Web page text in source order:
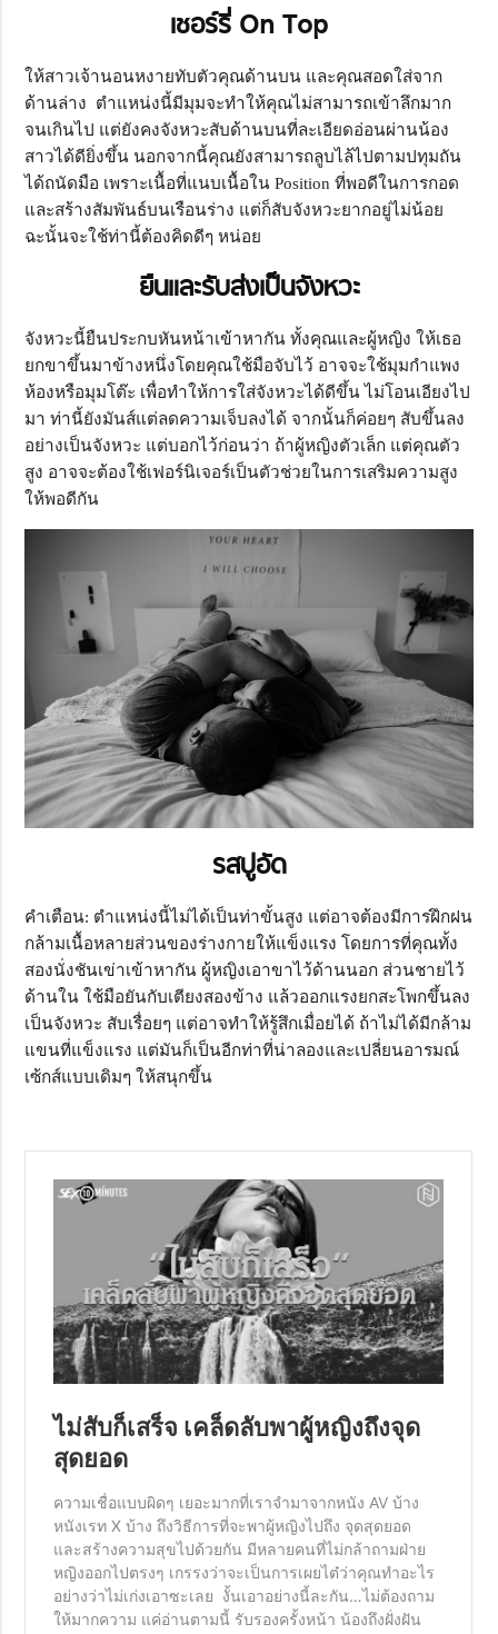
เชอร์รี่ On Top
ให้สาวเจ้านอนหงายทับตัวคุณด้านบน และคุณสอดใส่จาก
ด้านล่าง ตำแหน่งนี้มีมุมจะทำให้คุณไม่สามารถเข้าลึกมาก
จนเกินไป แต่ยังคงจังหวะสับด้านบนที่ละเอียดอ่อนผ่านน้อง
สาวได้ดียิ่งขึ้น นอกจากนี้คุณยังสามารถลูบไล้ไปตามปทุมถัน
ได้ถนัดมือ เพราะเนื้อที่แนบเนื้อใน Position ที่พอดีในการกอด
และสร้างสัมพันธ์บนเรือนร่าง แต่ก็สับจังหวะยากอยู่ไม่น้อย
ฉะนั้นจะใช้ท่านี้ต้องคิดดีๆ หน่อย
ยืนและรับส่งเป็นจังหวะ
จังหวะนี้ยืนประกบหันหน้าเข้าหากัน ทั้งคุณและผู้หญิง ให้เธอ
ยกขาขึ้นมาข้างหนึ่งโดยคุณใช้มือจับไว้ อาจจะใช้มุมกำแพง
ห้องหรือมุมโต๊ะ เพื่อทำให้การใส่จังหวะได้ดีขึ้น ไม่โอนเอียงไป
มา ท่านี้ยังมันส์แต่ลดความเจ็บลงได้ จากนั้นก็ค่อยๆ สับขึ้นลง
อย่างเป็นจังหวะ แต่บอกไว้ก่อนว่า ถ้าผู้หญิงตัวเล็ก แต่คุณตัว
สูง อาจจะต้องใช้เฟอร์นิเจอร์เป็นตัวช่วยในการเสริมความสูง
ให้พอดีกัน
รสปูอัด
คำเตือน: ตำแหน่งนี้ไม่ได้เป็นท่าขั้นสูง แต่อาจต้องมีการฝึกฝน
กล้ามเนื้อหลายส่วนของร่างกายให้แข็งแรง โดยการที่คุณทั้ง
สองนั่งชันเข่าเข้าหากัน ผู้หญิงเอาขาไว้ด้านนอก ส่วนชายไว้
ด้านใน ใช้มือยันกับเตียงสองข้าง แล้วออกแรงยกสะโพกขึ้นลง
เป็นจังหวะ สับเรื่อยๆ แต่อาจทำให้รู้สึกเมื่อยได้ ถ้าไม่ได้มีกล้าม
แขนที่แข็งแรง แต่มันก็เป็นอีกท่าที่น่าลองและเปลี่ยนอารมณ์
เซ้กส์แบบเดิมๆ ให้สนุกขึ้น